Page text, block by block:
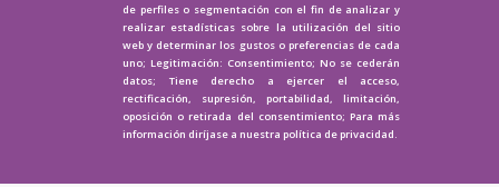
de perfiles o segmentación con el fin de analizar y
realizar estadísticas sobre la utilización del sitio
web y determinar los gustos o preferencias de cada
uno; Legitimación: Consentimiento; No se cederán
datos; Tiene derecho a ejercer el acceso,
rectificación, supresión, portabilidad, limitación,
oposición o retirada del consentimiento; Para más
información diríjase a nuestra política de privacidad.